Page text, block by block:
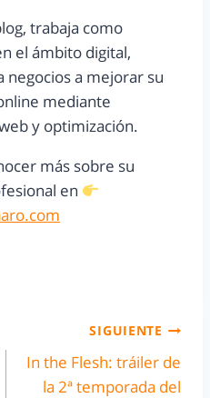
trabaja como
el ámbito digital,
negocios a mejorar su
mediante
y optimización.
más sobre su
en
SIGUIENTE
In the Flesh: tráiler de
la 2ª temporada del